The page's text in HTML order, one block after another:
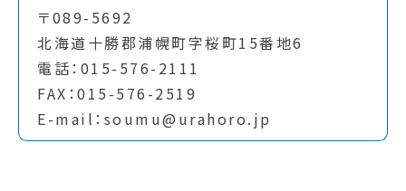
〒089-5692
北海道十勝郡浦幌町字桜町15番地6
電話：015-576-2111
FAX：015-576-2519
E-mail：soumu@urahoro.jp